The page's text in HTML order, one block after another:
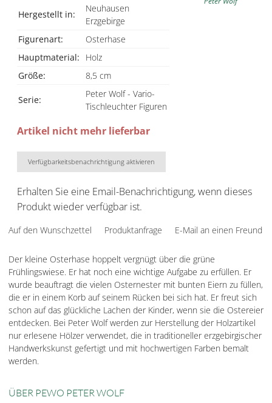
Hergestellt in:
Neuhausen
Erzgebirge
Figurenart:
Osterhase
Hauptmaterial:
Holz
Größe:
8,5 cm
Serie:
Peter Wolf - Vario-
Tischleuchter Figuren
Artikel nicht mehr lieferbar
Verfügbarkeitsbenachrichtigung aktivieren
Erhalten Sie eine Email-Benachrichtigung, wenn dieses
Produkt wieder verfügbar ist.
Auf den Wunschzettel Produktanfrage E-Mail an einen Freund
Der kleine Osterhase hoppelt vergnügt über die grüne
Frühlingswiese. Er hat noch eine wichtige Aufgabe zu erfüllen. Er
wurde beauftragt die vielen Osternester mit bunten Eiern zu füllen,
die er in einem Korb auf seinem Rücken bei sich hat. Er freut sich
schon auf das glückliche Lachen der Kinder, wenn sie die Ostereier
entdecken. Bei Peter Wolf werden zur Herstellung der Holzartikel
nur erlesene Hölzer verwendet, die in traditioneller erzgebirgischer
Handwerkskunst gefertigt und mit hochwertigen Farben bemalt
werden.
ÜBER PEWO PETER WOLF